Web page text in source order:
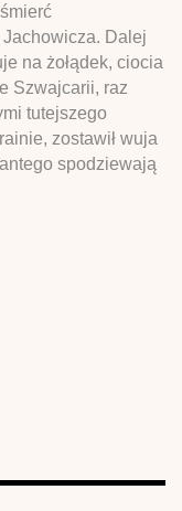
Dalej
na żołądek, ciocia
Szwajcarii, raz
tutejszego
zostawił wuja
spodziewają